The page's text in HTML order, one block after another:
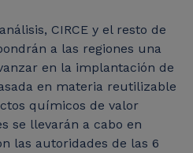
CIRCE y el resto de
a las regiones una
en la implantación de
en materia reutilizable
químicos de valor
se llevarán a cabo en
las autoridades de las 6